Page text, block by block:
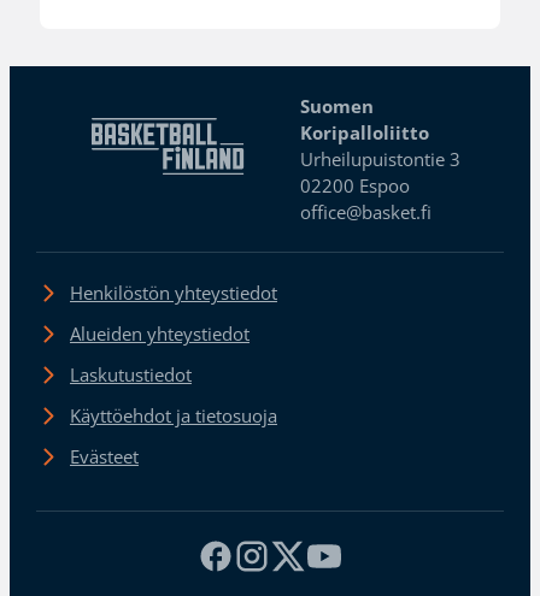
Suomen
Koripalloliitto
Urheilupuistontie 3
02200 Espoo
office@basket.fi
Henkilöstön yhteystiedot
Alueiden yhteystiedot
Laskutustiedot
Käyttöehdot ja tietosuoja
Evästeet